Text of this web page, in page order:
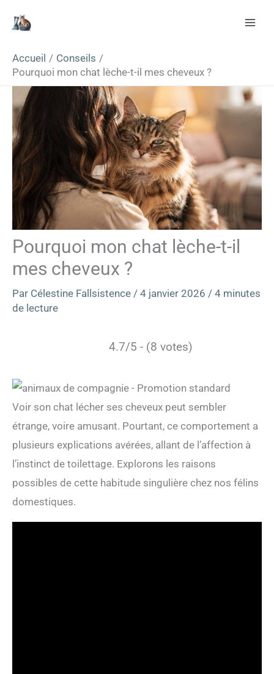
Accueil
Conseils
Pourquoi mon chat lèche-t-il mes cheveux ?
Pourquoi mon chat lèche-t-il
mes cheveux ?
Par Célestine Fallsistence / 4 janvier 2026 / 4 minutes
de lecture
4.7/5 - (8 votes)
Voir son chat lécher ses cheveux peut sembler
étrange, voire amusant. Pourtant, ce comportement a
plusieurs explications avérées, allant de l’affection à
l’instinct de toilettage. Explorons les raisons
possibles de cette habitude singulière chez nos félins
domestiques.